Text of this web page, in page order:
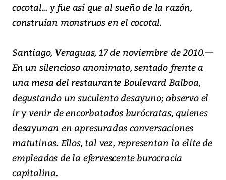
cocotal... y fue así que al sueño de la razón,
construían monstruos en el cocotal.
Santiago, Veraguas, 17 de noviembre de 2010.—
En un silencioso anonimato, sentado frente a
una mesa del restaurante Boulevard Balboa,
degustando un suculento desayuno; observo el
ir y venir de encorbatados burócratas, quienes
desayunan en apresuradas conversaciones
matutinas. Ellos, tal vez, representan la elite de
empleados de la efervescente burocracia
capitalina.